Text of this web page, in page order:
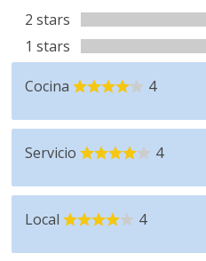
2 stars
1 stars
Cocina 4
Servicio 4
Local 4